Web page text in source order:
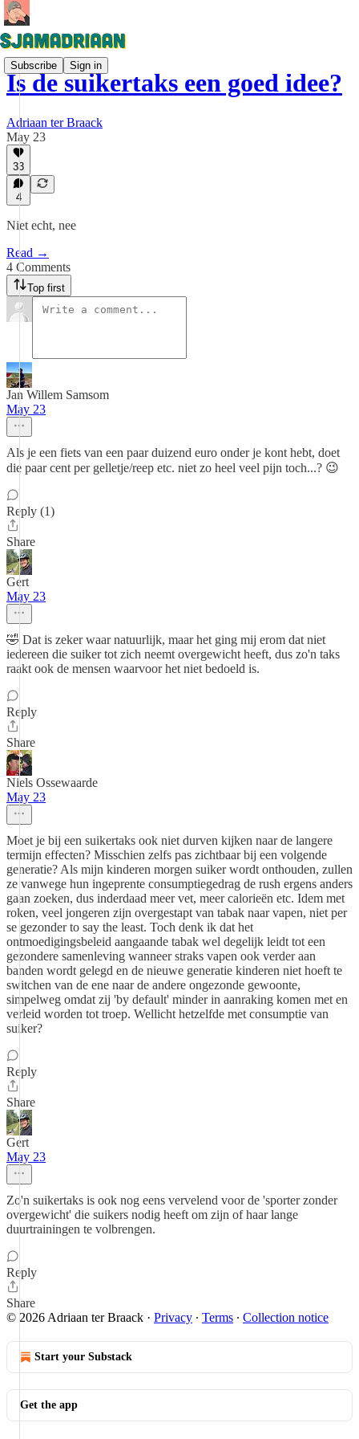
Subscribe Sign in
Is de suikertaks een goed idee?
Adriaan ter Braack
May 23
33
4
Niet echt, nee
Read →
4 Comments
Top first
Jan Willem Samsom
May 23
Als je een fiets van een paar duizend euro onder je kont hebt, doet
die paar cent per gelletje/reep etc. niet zo heel veel pijn toch...? 😉
Reply (1)
Share
Gert
May 23
🤣 Dat is zeker waar natuurlijk, maar het ging mij erom dat niet
iedereen die suiker tot zich neemt overgewicht heeft, dus zo'n taks
raakt ook de mensen waarvoor het niet bedoeld is.
Reply
Share
Niels Ossewaarde
May 23
Moet je bij een suikertaks ook niet durven kijken naar de langere
termijn effecten? Misschien zelfs pas zichtbaar bij een volgende
generatie? Als mijn kinderen morgen suiker wordt onthouden, zullen
ze vanwege hun ingeprente consumptiegedrag de rush ergens anders
gaan zoeken, dus inderdaad meer vet, meer calorieën etc. Idem met
roken, veel jongeren zijn overgestapt van tabak naar vapen, niet per
se gezonder to say the least. Toch denk ik dat het
ontmoedigingsbeleid aangaande tabak wel degelijk leidt tot een
gezondere samenleving wanneer straks vapen ook verder aan
banden wordt gelegd en de nieuwe generatie kinderen niet hoeft te
switchen van de ene naar de andere ongezonde gewoonte,
simpelweg omdat zij 'by default' minder in aanraking komen met en
verleid worden tot troep. Wellicht hetzelfde met consumptie van
suiker?
Reply
Share
Gert
May 23
Zo'n suikertaks is ook nog eens vervelend voor de 'sporter zonder
overgewicht' die suikers nodig heeft om zijn of haar lange
duurtrainingen te volbrengen.
Reply
Share
© 2026 Adriaan ter Braack · Privacy ∙ Terms ∙ Collection notice
Start your Substack
Get the app